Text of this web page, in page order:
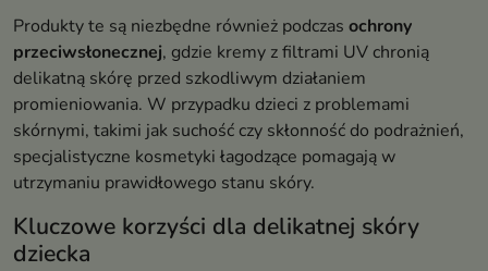
Produkty te są niezbędne również podczas ochrony
przeciwsłonecznej, gdzie kremy z filtrami UV chronią
delikatną skórę przed szkodliwym działaniem
promieniowania. W przypadku dzieci z problemami
skórnymi, takimi jak suchość czy skłonność do podrażnień,
specjalistyczne kosmetyki łagodzące pomagają w
utrzymaniu prawidłowego stanu skóry.
Kluczowe korzyści dla delikatnej skóry
dziecka